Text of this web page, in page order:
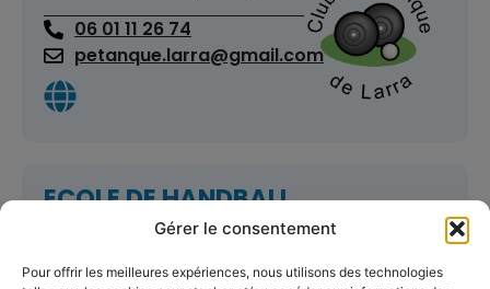
Gérer le consentement
Pour offrir les meilleures expériences, nous utilisons des technologies
06 01 11 26 74
petanque.larra@gmail.com
ECOLE DE HANDBALL
Activité : Handball
07 76 88 56 80